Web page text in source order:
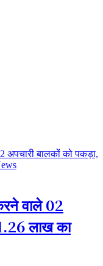
वाले 02
लाख का